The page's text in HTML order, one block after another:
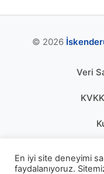
© 2026
Veri
En iyi site deneyimi
faydalanıyoruz.